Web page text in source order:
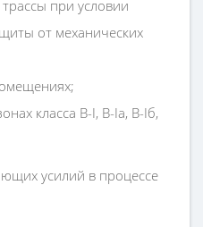
при условии
от механических
класса B-I, B-Iа, B-Iб,
усилий в процессе